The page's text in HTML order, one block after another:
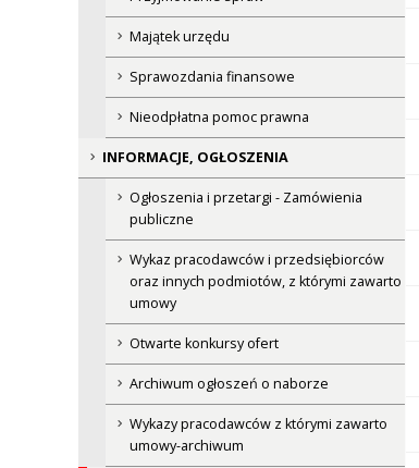
Majątek urzędu
Sprawozdania finansowe
Nieodpłatna pomoc prawna
INFORMACJE, OGŁOSZENIA
Ogłoszenia i przetargi - Zamówienia
publiczne
Wykaz pracodawców i przedsiębiorców
oraz innych podmiotów, z którymi zawarto
umowy
Otwarte konkursy ofert
Archiwum ogłoszeń o naborze
Wykazy pracodawców z którymi zawarto
umowy-archiwum